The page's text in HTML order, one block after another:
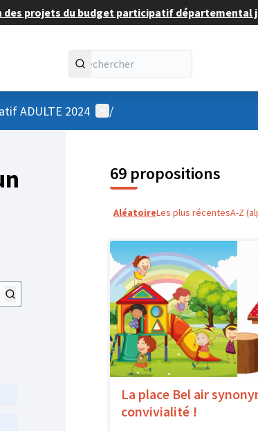
projets du budget participatif départemental
ADULTE 2024 Menu utilisateur
/
69 propositions
AléatoireLes plus récentesA-Z
La place Bel air
convivialité !